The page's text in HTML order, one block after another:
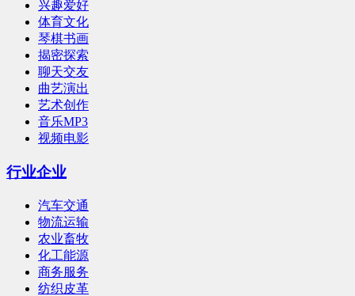
兴趣爱好
体育文化
琴棋书画
揭密探索
聊天交友
曲艺演出
艺术创作
音乐MP3
视频电影
行业企业
汽车交通
物流运输
农业畜牧
化工能源
商务服务
纺织皮革